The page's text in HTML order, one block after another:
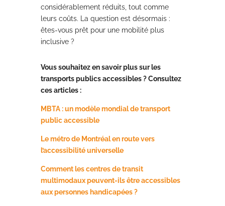
considérablement réduits, tout comme
leurs coûts. La question est désormais :
êtes-vous prêt pour une mobilité plus
inclusive ?
Vous souhaitez en savoir plus sur les
transports publics accessibles ? Consultez
ces articles :
MBTA : un modèle mondial de transport
public accessible
Le métro de Montréal en route vers
l’accessibilité universelle
Comment les centres de transit
multimodaux peuvent-ils être accessibles
aux personnes handicapées ?